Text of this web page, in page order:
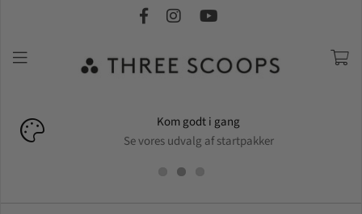
Kom godt i gang
Se vores udvalg af startpakker